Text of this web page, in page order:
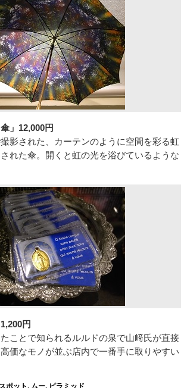
」12,000円
影された、カーテンのように空間を彩る虹
れた傘。開くと虹の光を浴びているような
円
ことで知られるルルドの泉で山﨑氏が直接
価なモノが並ぶ店内で一番手に取りやすい
ポット, ムー, ピラミッド